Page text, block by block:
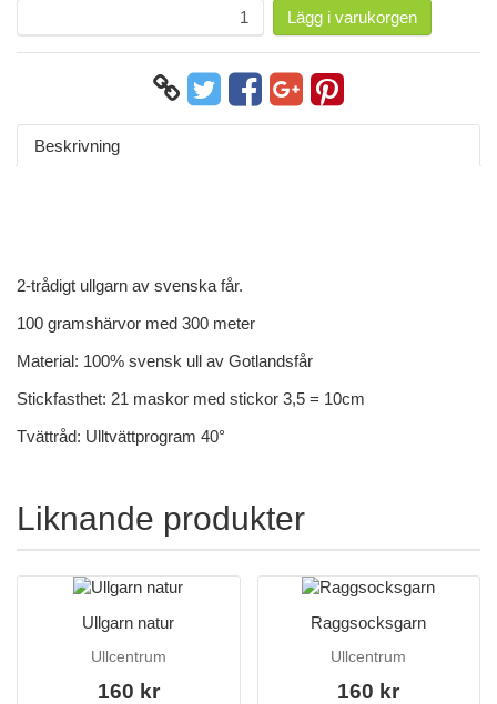
Lägg i varukorgen
Beskrivning
2-trådigt ullgarn av svenska får.
100 gramshärvor med 300 meter
Material: 100% svensk ull av Gotlandsfår
Stickfasthet: 21 maskor med stickor 3,5 = 10cm
Tvättråd: Ulltvättprogram 40°
Liknande produkter
Ullgarn natur
Ullcentrum
160 kr
Raggsocksgarn
Ullcentrum
160 kr